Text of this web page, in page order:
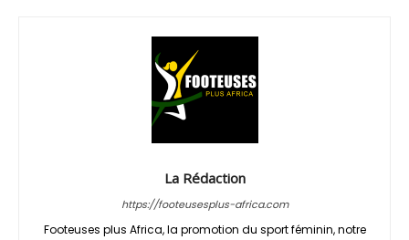
La Rédaction
https://footeusesplus-africa.com
Footeuses plus Africa, la promotion du sport féminin, notre